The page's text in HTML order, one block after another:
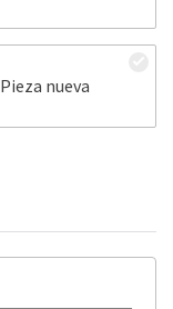
Pieza nueva